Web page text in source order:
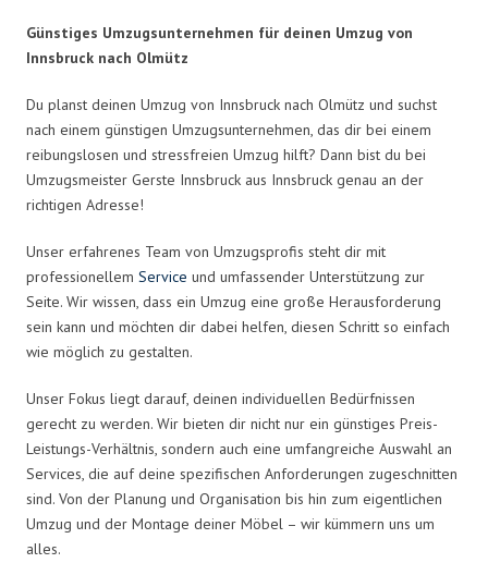
Günstiges Umzugsunternehmen für deinen Umzug von
Innsbruck nach Olmütz
Du planst deinen Umzug von Innsbruck nach Olmütz und suchst
nach einem günstigen Umzugsunternehmen, das dir bei einem
reibungslosen und stressfreien Umzug hilft? Dann bist du bei
Umzugsmeister Gerste Innsbruck aus Innsbruck genau an der
richtigen Adresse!
Unser erfahrenes Team von Umzugsprofis steht dir mit
professionellem Service und umfassender Unterstützung zur
Seite. Wir wissen, dass ein Umzug eine große Herausforderung
sein kann und möchten dir dabei helfen, diesen Schritt so einfach
wie möglich zu gestalten.
Unser Fokus liegt darauf, deinen individuellen Bedürfnissen
gerecht zu werden. Wir bieten dir nicht nur ein günstiges Preis-
Leistungs-Verhältnis, sondern auch eine umfangreiche Auswahl an
Services, die auf deine spezifischen Anforderungen zugeschnitten
sind. Von der Planung und Organisation bis hin zum eigentlichen
Umzug und der Montage deiner Möbel – wir kümmern uns um
alles.